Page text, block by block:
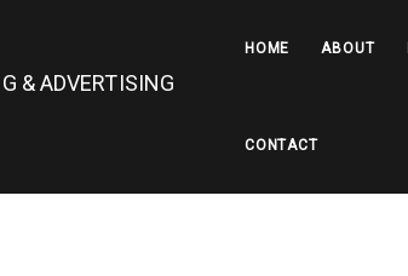
HOME ABOUT
CONTACT